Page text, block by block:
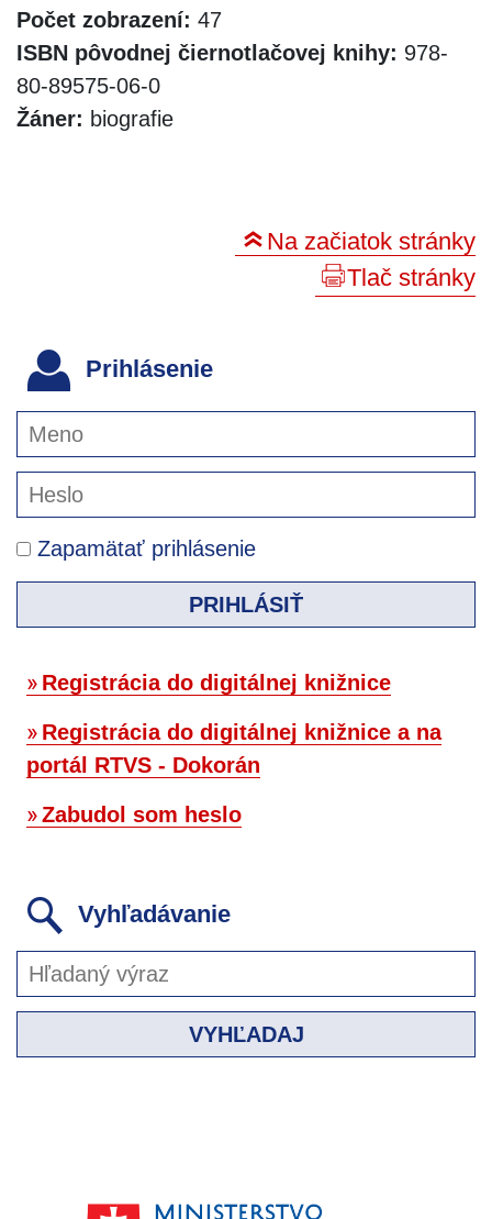
Počet zobrazení: 47
ISBN pôvodnej čiernotlačovej knihy: 978-
80-89575-06-0
Žáner: biografie
Na začiatok stránky
Tlač stránky
Prihlásenie
Zapamätať prihlásenie
PRIHLÁSIŤ
Registrácia do digitálnej knižnice
Registrácia do digitálnej knižnice a na
portál RTVS - Dokorán
Zabudol som heslo
Vyhľadávanie
VYHĽADAJ